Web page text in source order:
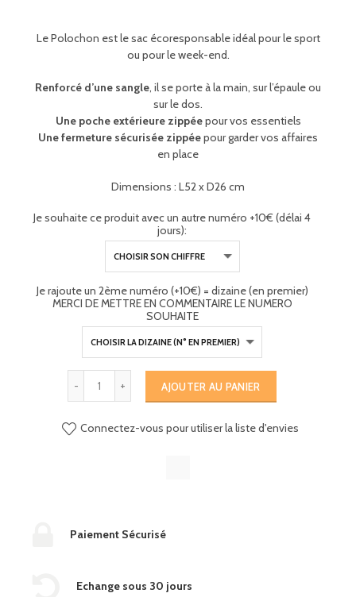
Le Polochon est le sac écoresponsable idéal pour le sport
ou pour le week-end.
Renforcé d’une sangle, il se porte à la main, sur l’épaule ou
sur le dos.
Une poche extérieure zippéepour vos essentiels
Une fermeture sécurisée zippéepour garder vos affaires
en place
Dimensions : L52 x D26 cm
Je souhaite ce produit avec un autre numéro +10€ (délai 4
jours):
Je rajoute un 2ème numéro (+10€) = dizaine (en premier)
MERCI DE METTRE EN COMMENTAIRE LE NUMERO
SOUHAITE
AJOUTER AU PANIER
Connectez-vous pour utiliser la liste d'envies
Paiement Sécurisé
Echange sous 30 jours